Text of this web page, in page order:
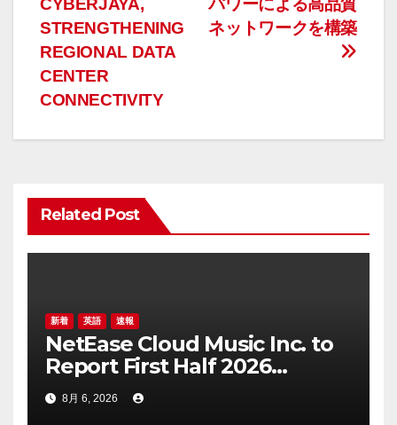
ゲ
ー
シ
ョ
パワーによる高品質
ネットワークを構築
CYBERJAYA,
STRENGTHENING
REGIONAL DATA
CENTER
CONNECTIVITY
Related Post
新着 英語 速報
NetEase Cloud Music Inc. to
Report First Half 2026
Financial Results on August
20, 2026
8月 6, 2026